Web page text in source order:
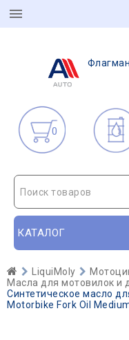
0
Поиск товаров
КАТАЛОГ
LiquiMoly
Масла для мотовилок и
Синтетическое масло
Motorbike Fork Oil